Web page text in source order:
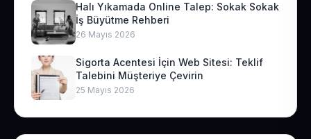
Halı Yıkamada Online Talep: Sokak Sokak
İş Büyütme Rehberi
26 Mayıs 2026
Sigorta Acentesi İçin Web Sitesi: Teklif
Talebini Müşteriye Çevirin
25 Mayıs 2026